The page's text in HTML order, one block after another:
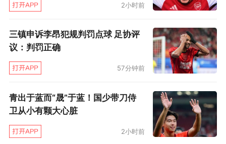
2小时前
三镇申诉李昂犯规判罚点球 足协评
议：判罚正确
57分钟前
青出于蓝而“晟”于蓝！国少带刀侍
卫从小有颗大心脏
2小时前